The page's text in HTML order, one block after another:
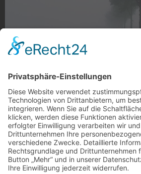
Nebelwand
Nebelwand in Lürrip
Foto: reisespeisen via Instagram